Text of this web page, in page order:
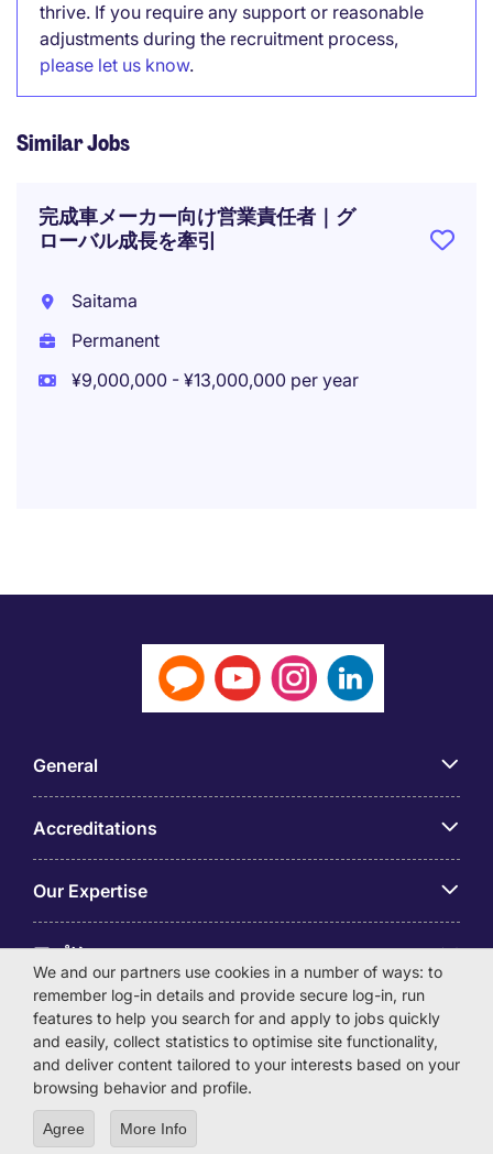
thrive. If you require any support or reasonable
adjustments during the recruitment process,
please let us know.
Similar Jobs
完成車メーカー向け営業責任者｜グ
ローバル成長を牽引
Saitama
Permanent
¥9,000,000 - ¥13,000,000 per year
General
Accreditations
Our Expertise
アプリ
Employer Centre
© Michael Page International (Japan) K.K. Corporation
We and our partners use cookies in a number of ways: to
remember log-in details and provide secure log-in, run
features to help you search for and apply to jobs quickly
and easily, collect statistics to optimise site functionality,
and deliver content tailored to your interests based on your
browsing behavior and profile.
Agree More Info